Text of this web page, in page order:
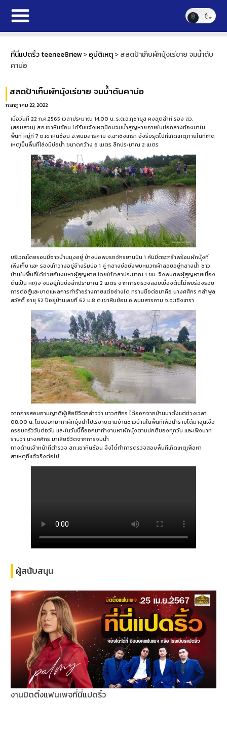
ที่นี่แปดริ้ว teenee8riew>อุบัติเหตุ>สลดป้าเก็บผักบุ้งเร่ขาย จมน้ำดับ
คาบ่อ
สลดป้าเก็บผักบุ้งเร่ขาย จมน้ำดับคาบ่อ
กรกฎาคม 22, 2022
เมื่อวันที่ 22 ก.ค.2565 เวลาประมาณ 14.00 น. ร.ต.อ.ฤชายุส คงอุตส่าห์ รอง สว.
(สอบสวน) สภ.เขาหินซ้อน ได้รับแจ้งเหตุมีคนจมน้ำสูญหายภายในบ่อกลางท้องนาใน
พื้นที่ หมู่ที่ 7 ต.เขาหินซ้อน อ.พนมสารคาม จ.ฉะเชิงเทรา จึงรีบรุดไปที่เกิดเหตุภายในที่เกิด
เหตุเป็นพื้นที่โล่งมีบ่อน้ำ ขนาดกว้าง 6 เมตร ลึกประมาณ 2 เมตร
บริเวณโดยรอบมีชาวบ้านมุงอยู่ ข้างบ่อพบรถจักรยานปั่น 1 คันมีตระกร้าพร้อมผักบุ้งที่
เพิ่งเก็บ และ รองเท้าวางอยู่ข้างริมบ่อ 1 คู่ กลางบ่อยังพบหมวกผ้าลอยอยู่กลางน้ำ ชาว
บ้านในพื้นที่ได้ช่วยกันงมหาผู้สูญหาย โดยใช้เวลาประมาณ 1 ชม. จึงพบศพผู้สูญหายเบื้อง
ต้นเป็น หญิง จมอยู่ก้นบ่อลึกประมาณ 2 เมตร จากการตรวจสอบเบื้องต้นไม่พบร่องรอย
การต่อสู้และบาดแผลการทำร้ายร่างกายแต่อย่างใด ทราบชื่อต่อมาคือ นางศศิกร กล่ำพูล
สวัสดิ์ อายุ 52 ปีอยู่บ้านเลขที่ 62 ม.8 ต.เขาหินซ้อน อ.พนมสารคาม จ.ฉะเชิงเทรา
จากการสอบถามญาติผู้เสียชีวิตกล่าวว่า นาวศศิกร ได้ออกจากบ้านมาตั้งแต่ช่วงเวลา
08.00 น. โดยออกมาหาผักบุ้งนำไปเร่ขายตามบ้านชาวบ้านในพื้นที่เพื่อนำรายได้มาจุนเจือ
ครอบครัววันต่อวัน และในวันนี้ก็ออกมาทำงานหาผักบุ้งตามปกติของทุกวัน และเพิ่งมาท
ราบว่า นางศศิกร มาเสียชีวิตจากการจมน้ำ
ทางด้านเจ้าหน้าที่ตำรวจ สภ.เขาหินซ้อน จึงได่้ทำการตรวจสอบพื้นที่เกิดเหตุเพื่อหา
สาเหตุที่แท้จริงต่อไป
ผู้สนับสนุน
งานมิตติ้งแฟนเพจที่นี่แปดริ้ว